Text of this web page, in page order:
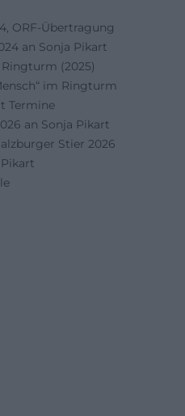
ORF-Übertragung
an Sonja Pikart
Ringturm (2025)
im Ringturm
Termine
an Sonja Pikart
Stier 2026